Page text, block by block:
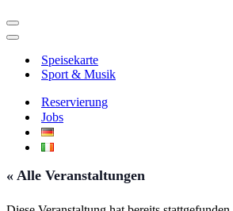
Navigationsmenü
Navigationsmenü
Speisekarte
Sport & Musik
Reservierung
Jobs
« Alle Veranstaltungen